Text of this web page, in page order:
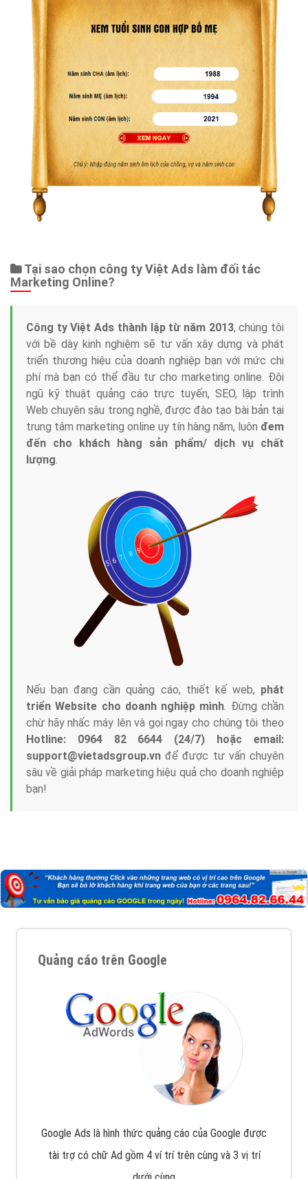
Tại sao chọn công ty Việt Ads làm đối tác
Marketing Online?
Công ty Việt Ads thành lập từ năm 2013, chúng tôi
với bề dày kinh nghiệm sẽ tư vấn xây dựng và phát
triển thương hiệu của doanh nghiệp bạn với mức chi
phí mà bạn có thể đầu tư cho marketing online. Đội
ngũ kỹ thuật quảng cáo trực tuyến, SEO, lập trình
Web chuyên sâu trong nghề, được đào tạo bài bản tại
trung tâm marketing online uy tín hàng năm, luôn đem
đến cho khách hàng sản phẩm/ dịch vụ chất
lượng.
Nếu bạn đang cần quảng cáo, thiết kế web, phát
triển Website cho doanh nghiệp mình. Đừng chần
chừ hãy nhấc máy lên và gọi ngay cho chúng tôi theo
Hotline: 0964 82 6644 (24/7) hoặc email:
support@vietadsgroup.vn để được tư vấn chuyên
sâu về giải pháp marketing hiệu quả cho doanh nghiệp
bạn!
Quảng cáo trên Google
Google Ads là hình thức quảng cáo của Google được
tài trợ có chữ Ad gồm 4 ví trí trên cùng và 3 vị trí